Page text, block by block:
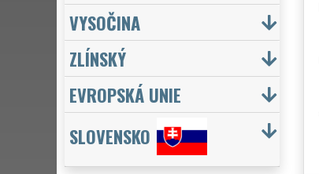
VYSOČINA
ZLÍNSKÝ
EVROPSKÁ UNIE
SLOVENSKO